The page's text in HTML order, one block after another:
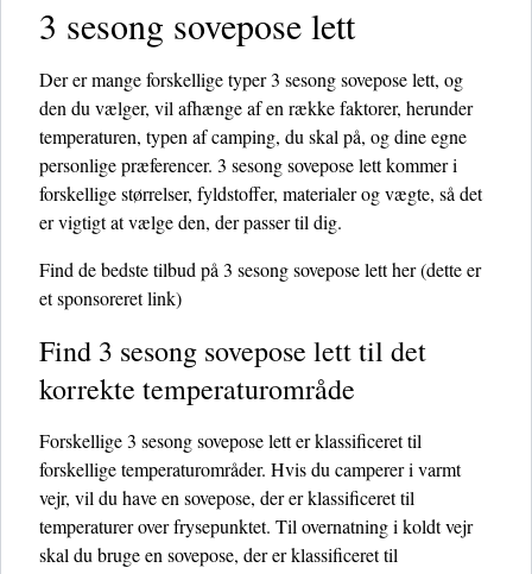
3 sesong sovepose lett
Der er mange forskellige typer 3 sesong sovepose lett, og
den du vælger, vil afhænge af en række faktorer, herunder
temperaturen, typen af ​​camping, du skal på, og dine egne
personlige præferencer. 3 sesong sovepose lett kommer i
forskellige størrelser, fyldstoffer, materialer og vægte, så det
er vigtigt at vælge den, der passer til dig.
Find de bedste tilbud på 3 sesong sovepose lett her(dette er
et sponsoreret link)
Find 3 sesong sovepose lett til det
korrekte temperaturområde
Forskellige 3 sesong sovepose lett er klassificeret til
forskellige temperaturområder. Hvis du camperer i varmt
vejr, vil du have en sovepose, der er klassificeret til
temperaturer over frysepunktet. Til overnatning i koldt vejr
skal du bruge en sovepose, der er klassificeret til